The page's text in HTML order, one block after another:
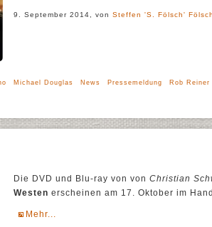
9. September 2014, von Steffen 'S. Fölsch' Fölsch
Michael Douglas News Pressemeldung Rob Reiner
Die DVD und Blu-ray von von Christian
Westen erscheinen am 17. Oktober im
Mehr...